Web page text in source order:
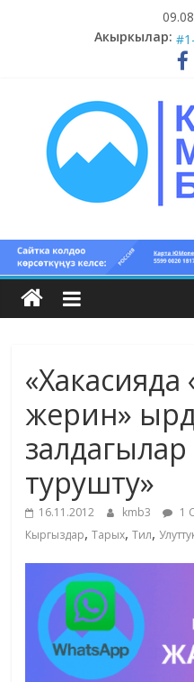
Акыркылар:
Кыргыз
Кыргыз
жана
адабияты
жерин»
залдагылар
турушту»
16.11.2012 kmb3 1
Кыргыздар,Тарых,Тил,